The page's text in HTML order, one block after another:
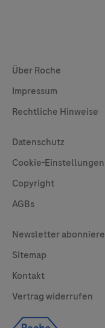
Global Websites
Über Roche
Impressum
Rechtliche Hinweise
Useful Links
Datenschutz
Cookie-Einstellungen
Copyright
AGBs
Legal
Newsletter
Sitemap
Kontakt
Vertrag widerrufen